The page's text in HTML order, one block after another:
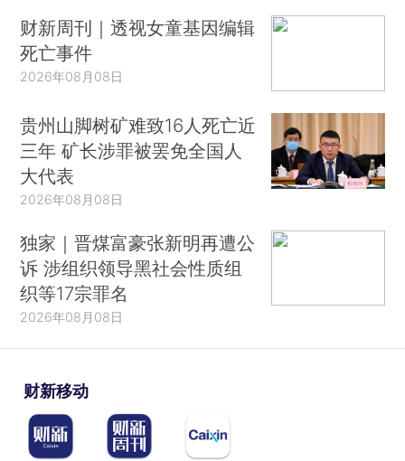
财新周刊｜透视女童基因编辑
死亡事件
2026年08月08日
贵州山脚树矿难致16人死亡近
三年 矿长涉罪被罢免全国人
大代表
2026年08月08日
独家｜晋煤富豪张新明再遭公
诉 涉组织领导黑社会性质组
织等17宗罪名
2026年08月08日
财新移动